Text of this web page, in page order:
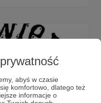
abyś w czasie
komfortowo, dlatego też
informacje o